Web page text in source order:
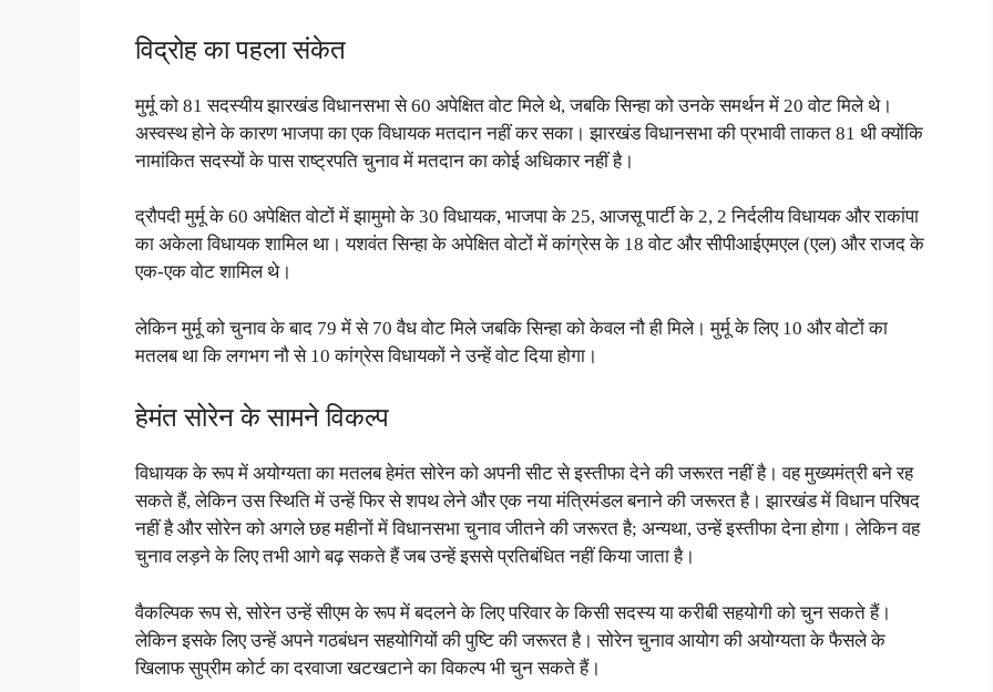
विद्रोह का पहला संकेत
मुर्मू को 81 सदस्यीय झारखंड विधानसभा से 60 अपेक्षित वोट मिले थे, जबकि सिन्हा को उनके समर्थन में 20 वोट मिले थे।
अस्वस्थ होने के कारण भाजपा का एक विधायक मतदान नहीं कर सका। झारखंड विधानसभा की प्रभावी ताकत 81 थी क्योंकि
नामांकित सदस्यों के पास राष्ट्रपति चुनाव में मतदान का कोई अधिकार नहीं है।
द्रौपदी मुर्मू के 60 अपेक्षित वोटों में झामुमो के 30 विधायक, भाजपा के 25, आजसू पार्टी के 2, 2 निर्दलीय विधायक और राकांपा
का अकेला विधायक शामिल था। यशवंत सिन्हा के अपेक्षित वोटों में कांग्रेस के 18 वोट और सीपीआईएमएल (एल) और राजद के
एक-एक वोट शामिल थे।
लेकिन मुर्मू को चुनाव के बाद 79 में से 70 वैध वोट मिले जबकि सिन्हा को केवल नौ ही मिले। मुर्मू के लिए 10 और वोटों का
मतलब था कि लगभग नौ से 10 कांग्रेस विधायकों ने उन्हें वोट दिया होगा।
हेमंत सोरेन के सामने विकल्प
विधायक के रूप में अयोग्यता का मतलब हेमंत सोरेन को अपनी सीट से इस्तीफा देने की जरूरत नहीं है। वह मुख्यमंत्री बने रह
सकते हैं, लेकिन उस स्थिति में उन्हें फिर से शपथ लेने और एक नया मंत्रिमंडल बनाने की जरूरत है। झारखंड में विधान परिषद
नहीं है और सोरेन को अगले छह महीनों में विधानसभा चुनाव जीतने की जरूरत है; अन्यथा, उन्हें इस्तीफा देना होगा। लेकिन वह
चुनाव लड़ने के लिए तभी आगे बढ़ सकते हैं जब उन्हें इससे प्रतिबंधित नहीं किया जाता है।
वैकल्पिक रूप से, सोरेन उन्हें सीएम के रूप में बदलने के लिए परिवार के किसी सदस्य या करीबी सहयोगी को चुन सकते हैं।
लेकिन इसके लिए उन्हें अपने गठबंधन सहयोगियों की पुष्टि की जरूरत है। सोरेन चुनाव आयोग की अयोग्यता के फैसले के
खिलाफ सुप्रीम कोर्ट का दरवाजा खटखटाने का विकल्प भी चुन सकते हैं।